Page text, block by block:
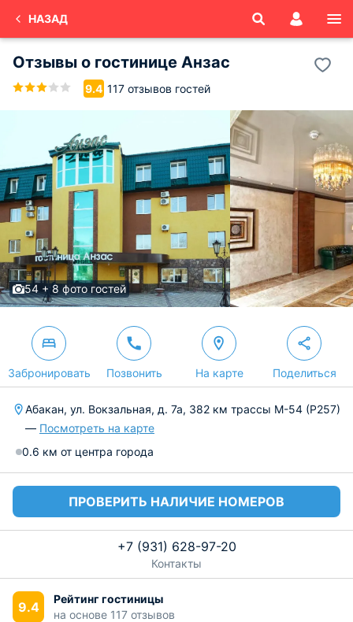
НАЗАД
Отзывы о гостинице Анзас
9.4 117 отзывов гостей
54 + 8 фото гостей
Забронировать Позвонить На карте Поделиться
Абакан, ул. Вокзальная, д. 7а, 382 км трассы М-54 (Р257)
— Посмотреть на карте
0.6 км от центра города
ПРОВЕРИТЬ НАЛИЧИЕ НОМЕРОВ
+7 (931) 628-97-20
Контакты
9.4
Рейтинг гостиницы
на основе 117 отзывов